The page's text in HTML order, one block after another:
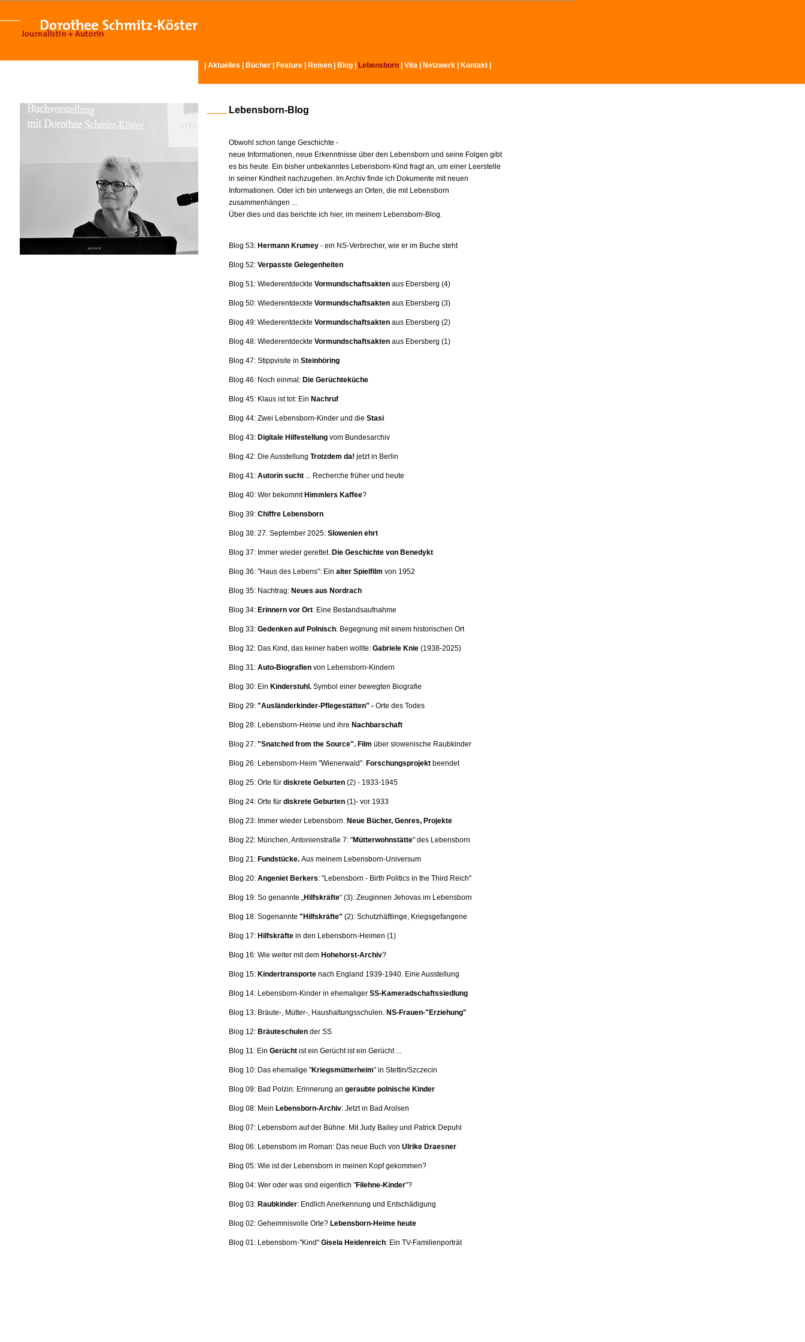
Aktuelles Bücher Feature Reisen Blog Lebensborn Vita Netzwerk Kontakt
Lebensborn-Blog
Obwohl schon lange Geschichte -
neue Informationen, neue Erkenntnisse über den Lebensborn und seine Folgen gibt
es bis heute. Ein bisher unbekanntes Lebensborn-Kind fragt an, um einer Leerstelle
in seiner Kindheit nachzugehen. Im Archiv finde ich Dokumente mit neuen
Informationen. Oder ich bin unterwegs an Orten, die mit Lebensborn
zusammenhängen ...
Über dies und das berichte ich hier, im meinem Lebensborn-Blog.
Blog 53: Hermann Krumey - ein NS-Verbrecher, wie er im Buche steht
Blog 52: Verpasste Gelegenheiten
Blog 51: Wiederentdeckte Vormundschaftsakten aus Ebersberg (4)
Blog 50: Wiederentdeckte Vormundschaftsakten aus Ebersberg (3)
Blog 49: Wiederentdeckte Vormundschaftsakten aus Ebersberg (2)
Blog 48: Wiederentdeckte Vormundschaftsakten aus Ebersberg (1)
Blog 47: Stippvisite in Steinhöring
Blog 46: Noch einmal: Die Gerüchteküche
Blog 45: Klaus ist tot: Ein Nachruf
Blog 44: Zwei Lebensborn-Kinder und die Stasi
Blog 43: Digitale Hilfestellung vom Bundesarchiv
Blog 42: Die Ausstellung Trotzdem da! jetzt in Berlin
Blog 41: Autorin sucht ... Recherche früher und heute
Blog 40: Wer bekommt Himmlers Kaffee?
Blog 39: Chiffre Lebensborn
Blog 38: 27. September 2025: Slowenien ehrt
Blog 37: Immer wieder gerettet. Die Geschichte von Benedykt
Blog 36: "Haus des Lebens": Ein alter Spielfilm von 1952
Blog 35: Nachtrag: Neues aus Nordrach
Blog 34: Erinnern vor Ort. Eine Bestandsaufnahme
Blog 33: Gedenken auf Polnisch. Begegnung mit einem historischen Ort
Blog 32: Das Kind, das keiner haben wollte: Gabriele Knie (1938-2025)
Blog 31: Auto-Biografien von Lebensborn-Kindern
Blog 30: Ein Kinderstuhl. Symbol einer bewegten Biografie
Blog 29: "Ausländerkinder-Pflegestätten" - Orte des Todes
Blog 28: Lebensborn-Heime und ihre Nachbarschaft
Blog 27: "Snatched from the Source". Film über slowenische Raubkinder
Blog 26: Lebensborn-Heim "Wienerwald". Forschungsprojekt beendet
Blog 25: Orte für diskrete Geburten (2) - 1933-1945
Blog 24: Orte für diskrete Geburten (1)- vor 1933
Blog 23: Immer wieder Lebensborn. Neue Bücher, Genres, Projekte
Blog 22: München, Antonienstraße 7: "Mütterwohnstätte" des Lebensborn
Blog 21: Fundstücke. Aus meinem Lebensborn-Universum
Blog 20: Angeniet Berkers: "Lebensborn - Birth Politics in the Third Reich"
Blog 19: So genannte „Hilfskräfte“ (3): Zeuginnen Jehovas im Lebensborn
Blog 18: Sogenannte "Hilfskräfte" (2): Schutzhäftlinge, Kriegsgefangene
Blog 17: Hilfskräfte in den Lebensborn-Heimen (1)
Blog 16: Wie weiter mit dem Hohehorst-Archiv?
Blog 15: Kindertransporte nach England 1939-1940. Eine Ausstellung
Blog 14: Lebensborn-Kinder in ehemaliger SS-Kameradschaftssiedlung
Blog 13: Bräute-, Mütter-, Haushaltungsschulen. NS-Frauen-"Erziehung"
Blog 12: Bräuteschulen der SS
Blog 11: Ein Gerücht ist ein Gerücht ist ein Gerücht ...
Blog 10: Das ehemalige "Kriegsmütterheim" in Stettin/Szczecin
Blog 09: Bad Polzin: Erinnerung an geraubte polnische Kinder
Blog 08: Mein Lebensborn-Archiv: Jetzt in Bad Arolsen
Blog 07: Lebensborn auf der Bühne: MitJudy Bailey und Patrick Depuhl
Blog 06: Lebensborn im Roman: Das neue Buch von Ulrike Draesner
Blog 05: Wie ist der Lebensborn in meinen Kopf gekommen?
Blog 04: Wer oder was sind eigentlich "Filehne-Kinder"?
Blog 03: Raubkinder: Endlich Anerkennung und Entschädigung
Blog 02: Geheimnisvolle Orte? Lebensborn-Heime heute
Blog 01: Lebensborn-"Kind" Gisela Heidenreich: Ein TV-Familienporträt